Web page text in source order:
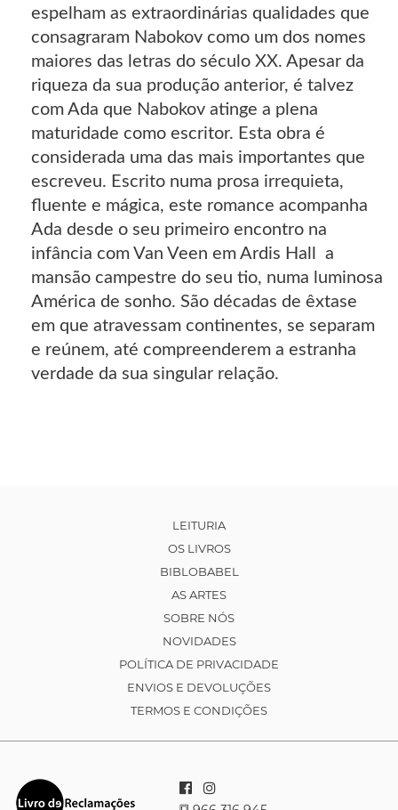
espelham as extraordinárias qualidades que
consagraram Nabokov como um dos nomes
maiores das letras do século XX. Apesar da
riqueza da sua produção anterior, é talvez
com Ada que Nabokov atinge a plena
maturidade como escritor. Esta obra é
considerada uma das mais importantes que
escreveu. Escrito numa prosa irrequieta,
fluente e mágica, este romance acompanha
Ada desde o seu primeiro encontro na
infância com Van Veen em Ardis Hall  a
mansão campestre do seu tio, numa luminosa
América de sonho. São décadas de êxtase
em que atravessam continentes, se separam
e reúnem, até compreenderem a estranha
verdade da sua singular relação.
LEITURIA
OS LIVROS
BIBLOBABEL
AS ARTES
SOBRE NÓS
NOVIDADES
POLÍTICA DE PRIVACIDADE
ENVIOS E DEVOLUÇÕES
TERMOS E CONDIÇÕES